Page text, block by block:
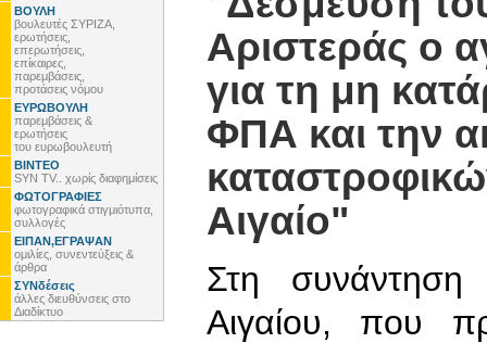
ΒΟΥΛΗ
βουλευτές ΣΥΡΙΖΑ,
ερωτήσεις,
επερωτήσεις,
επίκαιρες,
παρεμβάσεις,
προτάσεις νόμου
ΕΥΡΩΒΟΥΛΗ
παρεμβάσεις &
ερωτήσεις
του ευρωβουλευτή
ΒΙΝΤΕΟ
SYN TV.. χωρίς διαφημίσεις
ΦΩΤΟΓΡΑΦΙΕΣ
φωτογραφικά στιγμιότυπα,
συλλογές
ΕΙΠΑΝ,ΕΓΡΑΨΑΝ
ομιλίες, συνεντεύξεις &
άρθρα
ΣΥΝδέσεις
άλλες διευθύνσεις στο
Διαδίκτυο
Αριστεράς ο
για τη μη
ΦΠΑ και την
Αιγαίο"
Στη
Αιγαίου, που